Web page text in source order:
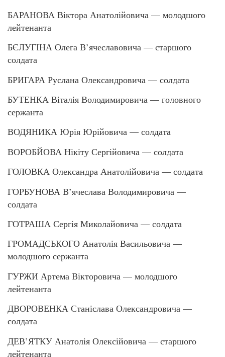
БАРАНОВА Віктора Анатолійовича — молодшого
лейтенанта
БЄЛУГІНА Олега В’ячеславовича — старшого
солдата
БРИГАРА Руслана Олександровича — солдата
БУТЕНКА Віталія Володимировича — головного
сержанта
ВОДЯНИКА Юрія Юрійовича — солдата
ВОРОБЙОВА Нікіту Сергійовича — солдата
ГОЛОВКА Олександра Анатолійовича — солдата
ГОРБУНОВА В’ячеслава Володимировича —
солдата
ГОТРАША Сергія Миколайовича — солдата
ГРОМАДСЬКОГО Анатолія Васильовича —
молодшого сержанта
ГУРЖИ Артема Вікторовича — молодшого
лейтенанта
ДВОРОВЕНКА Станіслава Олександровича —
солдата
ДЕВ’ЯТКУ Анатолія Олексійовича — старшого
лейтенанта